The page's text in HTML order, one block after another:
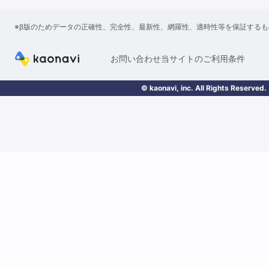
※β版のためデータの正確性、完全性、最新性、網羅性、適時性等を保証する
お問い合わせ当サイトのご利用条件
© kaonavi, inc. All Rights Reserved.